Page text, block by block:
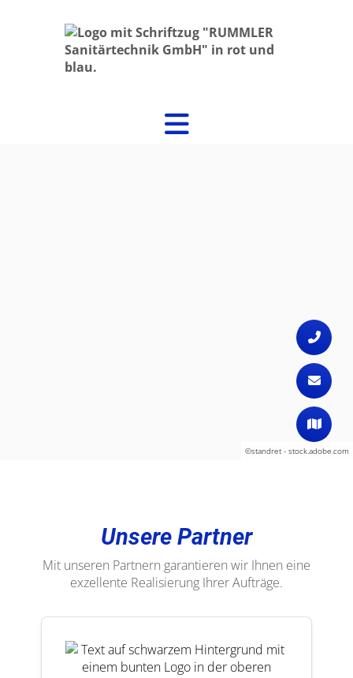
©standret - stock.adobe.com
Unsere Partner
Mit unseren Partnern garantieren wir Ihnen eine
exzellente Realisierung Ihrer Aufträge.